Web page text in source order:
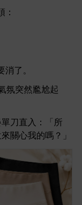
：
消
。
氛突然尷尬起
單刀直入：「所
嗎？」